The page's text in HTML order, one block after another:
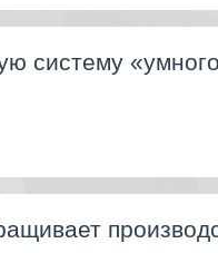
систему